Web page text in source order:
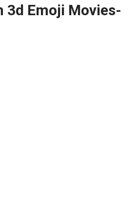
3d Emoji Movies-